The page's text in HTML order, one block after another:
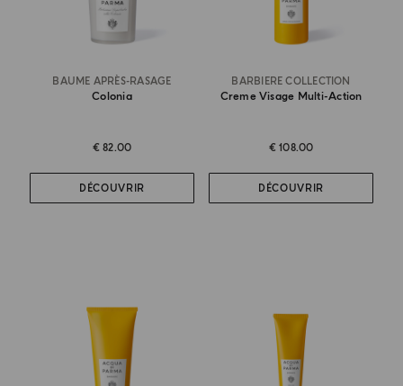
BAUME APRÈS-RASAGE
Colonia
€ 82.00
DÉCOUVRIR
BARBIERE COLLECTION
Creme Visage Multi-Action
€ 108.00
DÉCOUVRIR